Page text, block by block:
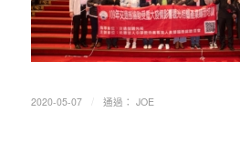
2020-05-07 通過： JOE